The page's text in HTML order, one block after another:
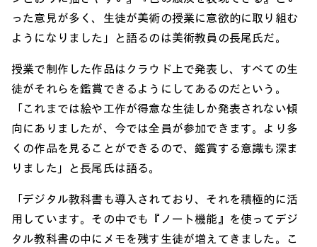
った意見が多く、生徒が美術の授業に意欲的に取り組む
ようになりました」と語るのは美術教員の長尾氏だ。
授業で制作した作品はクラウド上で発表し、すべての生
徒がそれらを鑑賞できるようにしてあるのだという。
「これまでは絵や工作が得意な生徒しか発表されない傾
向にありましたが、今では全員が参加できます。より多
くの作品を見ることができるので、鑑賞する意識も深ま
りました」と長尾氏は語る。
「デジタル教科書も導入されており、それを積極的に活
用しています。その中でも『ノート機能』を使ってデジ
タル教科書の中にメモを残す生徒が増えてきました。こ